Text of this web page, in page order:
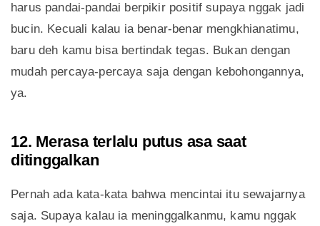
harus pandai-pandai berpikir positif supaya nggak jadi
bucin. Kecuali kalau ia benar-benar mengkhianatimu,
baru deh kamu bisa bertindak tegas. Bukan dengan
mudah percaya-percaya saja dengan kebohongannya,
ya.
12. Merasa terlalu putus asa saat
ditinggalkan
Pernah ada kata-kata bahwa mencintai itu sewajarnya
saja. Supaya kalau ia meninggalkanmu, kamu nggak